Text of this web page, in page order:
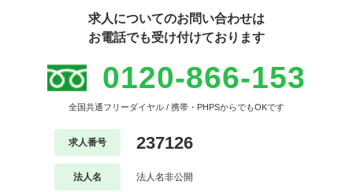
求人についてのお問い合わせは
お電話でも受け付けております
0120-866-153
全国共通フリーダイヤル / 携帯・PHPSからでもOKです
求人番号 237126
法人名 法人名非公開